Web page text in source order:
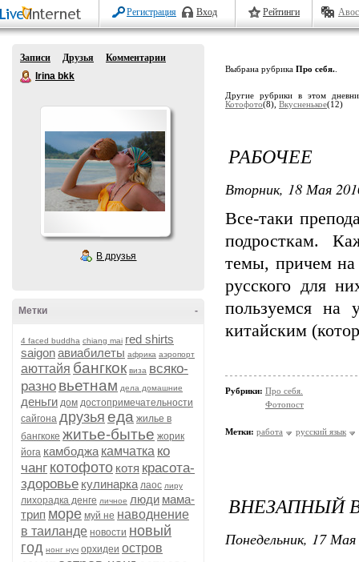
Регистрация Вход Рейтинги
Записи Друзья
Комментарии
Irina bkk
В друзья
-
Метки
4 faced buddha chiang mai red shirts
saigonавиабилеты африка аэропорт
аюттайя бангкок виза всяко-
разно вьетнам дела домашние
деньги дом достопримечательности
сайгона друзья еда жилье в
бангкоке житье-бытье жорик
йога камбоджа камчатка ко
чанг котофото котя красота-
здоровье кулинарка лаос лиру
лихорадка денге личное люди мама-
трип море муй не наводнение
в таиланде новости новый
год нонг нуч орхидеи остров
Выбрана рубрика Про себя.
Другие рубрики в этом
Котофото(8), Вкусненькое(12)
РАБОЧЕЕ
Вторник, 18 Мая
Все-таки
подросткам.
темы, причем на
русского для
пользуемся на
китайским
Рубрики: Про себя.
Фотопост
Метки: работа русский язык
ВНЕЗАПНЫЙ
Понедельник, 17